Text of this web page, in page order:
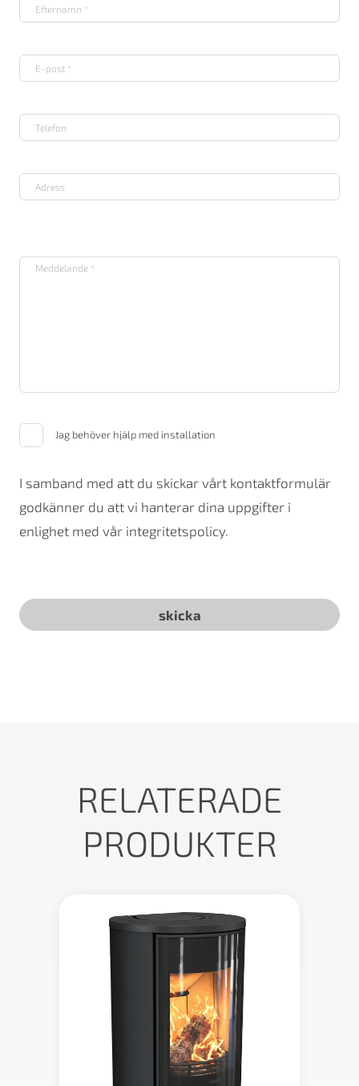
Jag behöver hjälp med installation
I samband med att du skickar vårt kontaktformulär
godkänner du att vi hanterar dina uppgifter i
enlighet med vår integritetspolicy.
RELATERADE
PRODUKTER